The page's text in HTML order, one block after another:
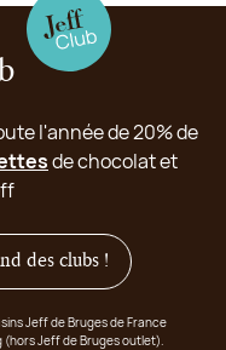
l'année de 20% de
de chocolat et
des clubs !
Jeff de Bruges de France
Jeff de Bruges outlet).